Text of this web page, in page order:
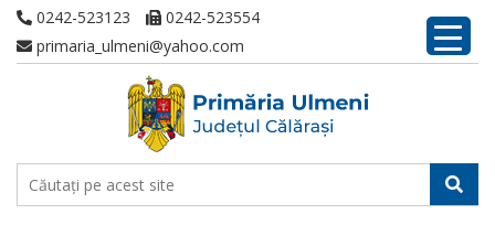
0242-523123
0242-523554
primaria_ulmeni@yahoo.com